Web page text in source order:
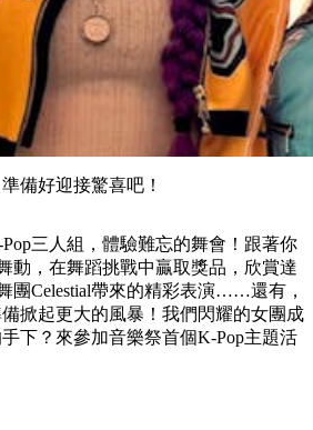
備好迎接驚喜吧！
三人組，體驗難忘的舞會！跟著你
動，在舞蹈挑戰中贏取獎品，欣賞達
團Celestial帶來的精彩表演……還有，
掀起更大的風暴！我們閃耀的女團成
下？來參加音樂祭首個K-Pop主題活